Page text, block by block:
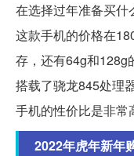
在选择过年准备买什
这款手机的价格在
存，还有64g和128g
搭载了骁龙845处理
手机的性价比是非常
2022年虎年新年